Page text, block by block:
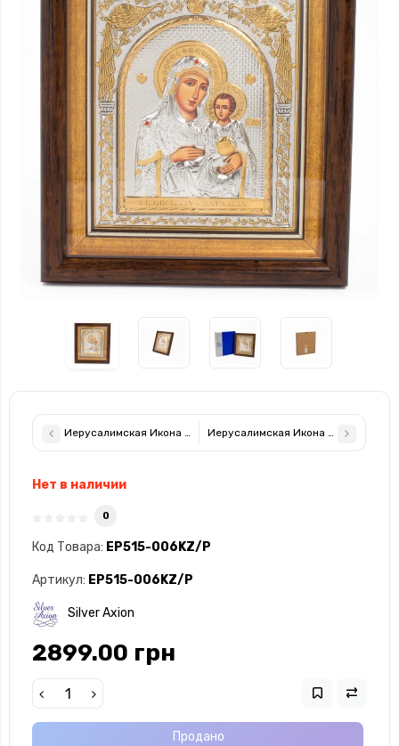
Иерусалимская Икона Божией Матери 4х5,6см арочной формы
Иерусалимская Икона Божией
Нет в наличии
0
Код Товара: EP515-006KZ/P
Артикул: EP515-006KZ/P
Silver Axion
2899.00 грн
Продано